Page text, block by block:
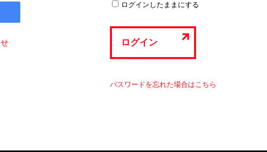
ログインしたままにする
ログイン
パスワードを忘れた場合はこちら